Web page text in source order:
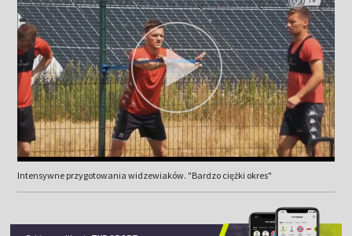
Intensywne przygotowania widzewiaków. "Bardzo ciężki okres"